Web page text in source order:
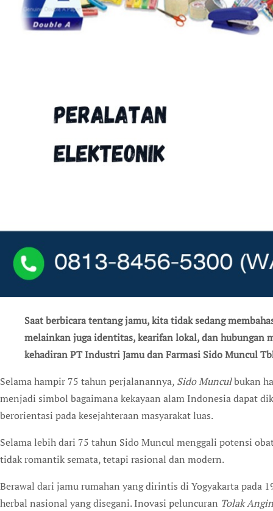
Saat berbicara tentang jamu, kita tidak sedang membahas sekadar produk kesehatan tradisional,
melainkan juga identitas, kearifan lokal, dan hubungan
kehadiran PT Industri Jamu dan Farmasi Sido Muncul
Selama hampir 75 tahun perjalanannya, Sido Munculbukan
menjadi simbol bagaimana kekayaan alam Indonesia dapat
berorientasi pada kesejahteraan masyarakat luas.
Selama lebih dari 75 tahun Sido Muncul menggali potensi
tidak romantik semata, tetapi rasional dan modern.
Berawal dari jamu rumahan yang dirintis di Yogyakarta pada
herbal nasional yang disegani. Inovasi peluncuran Tolak Angin